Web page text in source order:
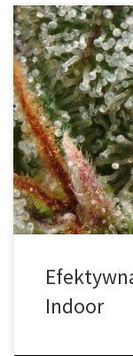
Dla tych, którzy
jest marihuana,
być ekscytującym
sprawnie,
w
sposoby
[…]
Indoor